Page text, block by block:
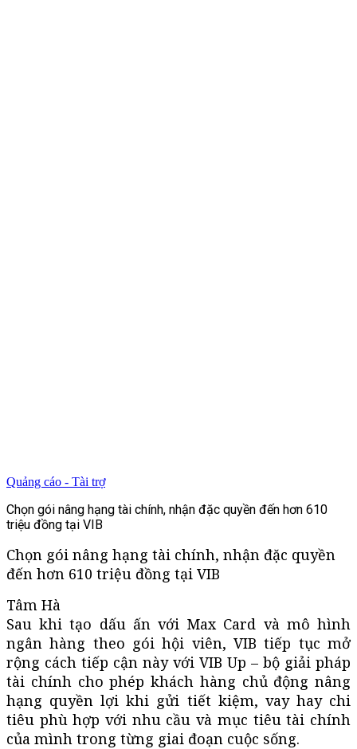
Quảng cáo - Tài trợ
Chọn gói nâng hạng tài chính, nhận đặc quyền đến hơn 610
triệu đồng tại VIB
Chọn gói nâng hạng tài chính, nhận đặc quyền
đến hơn 610 triệu đồng tại VIB
Tâm Hà
Sau khi tạo dấu ấn với Max Card và mô hình
ngân hàng theo gói hội viên, VIB tiếp tục mở
rộng cách tiếp cận này với VIB Up – bộ giải pháp
tài chính cho phép khách hàng chủ động nâng
hạng quyền lợi khi gửi tiết kiệm, vay hay chi
tiêu phù hợp với nhu cầu và mục tiêu tài chính
của mình trong từng giai đoạn cuộc sống.